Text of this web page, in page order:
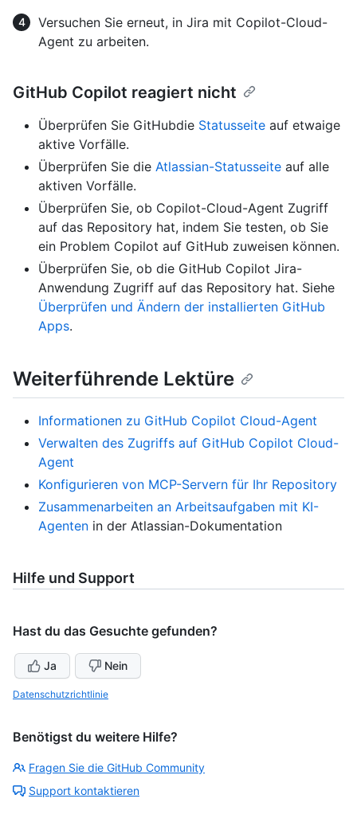
Versuchen Sie erneut, in Jira mit Copilot-Cloud-
Agent zu arbeiten.
GitHub Copilot reagiert nicht
Überprüfen Sie GitHubdie Statusseite auf etwaige
aktive Vorfälle.
Überprüfen Sie die Atlassian-Statusseite auf alle
aktiven Vorfälle.
Überprüfen Sie, ob Copilot-Cloud-Agent Zugriff
auf das Repository hat, indem Sie testen, ob Sie
ein Problem Copilot auf GitHub zuweisen können.
Überprüfen Sie, ob die GitHub Copilot Jira-
Anwendung Zugriff auf das Repository hat. Siehe
Überprüfen und Ändern der installierten GitHub
Apps.
Weiterführende Lektüre
Informationen zu GitHub Copilot Cloud-Agent
Verwalten des Zugriffs auf GitHub Copilot Cloud-
Agent
Konfigurieren von MCP-Servern für Ihr Repository
Zusammenarbeiten an Arbeitsaufgaben mit KI-
Agenten in der Atlassian-Dokumentation
Hilfe und Support
Hast du das Gesuchte gefunden?
Ja Nein
Datenschutzrichtlinie
Benötigst du weitere Hilfe?
Fragen Sie die GitHub Community
Support kontaktieren